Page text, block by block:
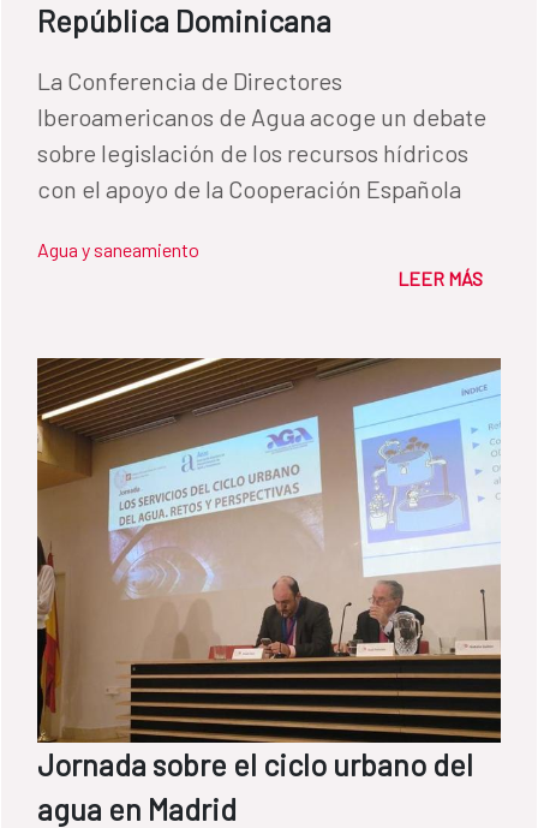
República Dominicana
La Conferencia de Directores
Iberoamericanos de Agua acoge un debate
sobre legislación de los recursos hídricos
con el apoyo de la Cooperación Española
Agua y saneamiento
LEER MÁS
Jornada sobre el ciclo urbano del
agua en Madrid